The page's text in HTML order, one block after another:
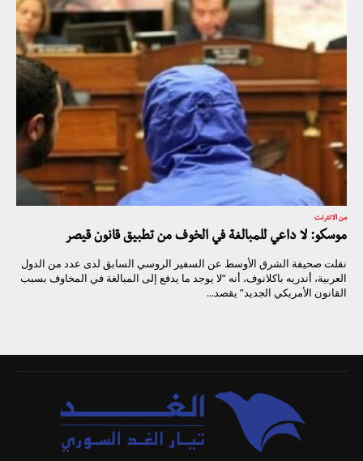
من الانترنت
موسكو: لا داعي للمبالغة في الخوف من تطبيق قانون قيصر
نقلت صحيفة الشرق الأوسط عن السفير الروسي السابق لدى عدد من الدول
العربية، أندريه باكلانوف، أنه “لا يوجد ما يدفع إلى المبالغة في المخاوف بسبب
القانون الأمريكي الجديد” يقصد...